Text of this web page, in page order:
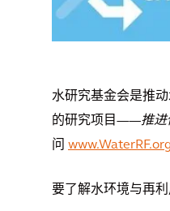
水研究基金会是推
的研究项目——推进
问
要了解水环境与再